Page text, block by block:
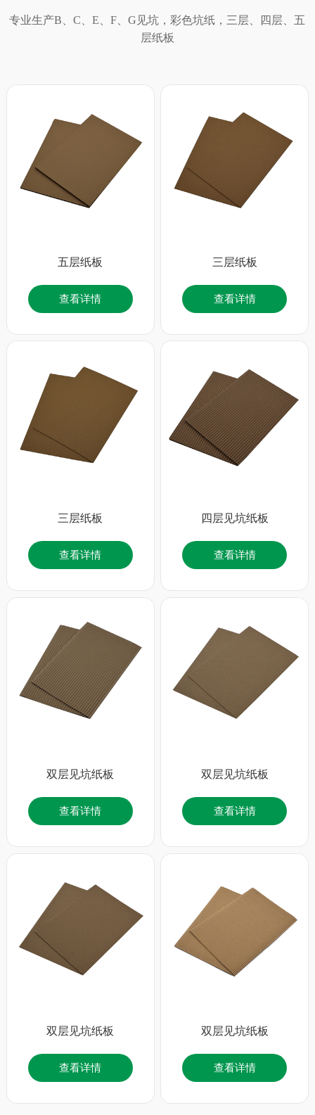
专业生产B、C、E、F、G见坑，彩色坑纸，三层、四层、五
层纸板
五层纸板
查看详情
三层纸板
查看详情
三层纸板
查看详情
四层见坑纸板
查看详情
双层见坑纸板
查看详情
双层见坑纸板
查看详情
双层见坑纸板
查看详情
双层见坑纸板
查看详情